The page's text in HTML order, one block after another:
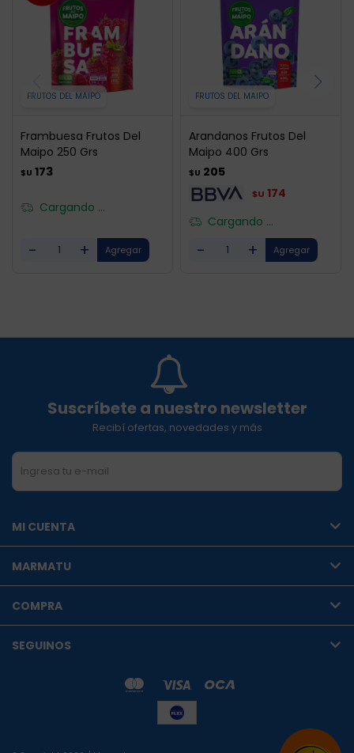
FRUTOS DEL MAIPO
Frambuesa Frutos Del
Maipo 250 Grs
$U 173
Cargando ...
- +
FRUTOS DEL MAIPO
Arandanos Frutos Del
Maipo 400 Grs
$U 205
$U 174
Cargando ...
- +
Suscríbete a nuestro newsletter
Recibí ofertas, novedades y más
MI CUENTA
MARMATU
COMPRA
SEGUINOS